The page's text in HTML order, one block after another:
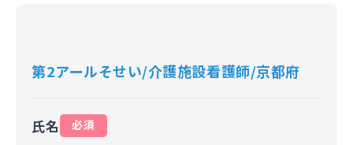
第2アールそせい/介護施設看護師/京都府
氏名 必須